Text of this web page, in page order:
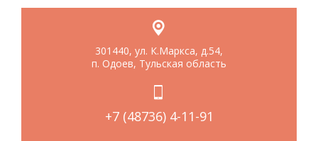
301440, ул. К.Маркса, д.54,
п. Одоев, Тульская область
+7 (48736) 4-11-91